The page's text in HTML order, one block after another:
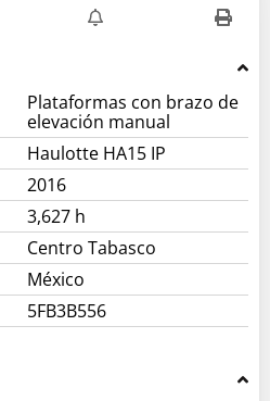
Plataformas con brazo de
elevación manual
Haulotte HA15 IP
2016
3,627 h
Centro Tabasco
México
5FB3B556